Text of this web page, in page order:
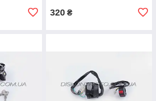
320 ₴